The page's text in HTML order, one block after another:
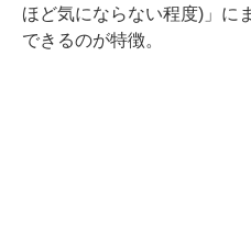
ほど気にならない程度)」に
できるのが特徴。